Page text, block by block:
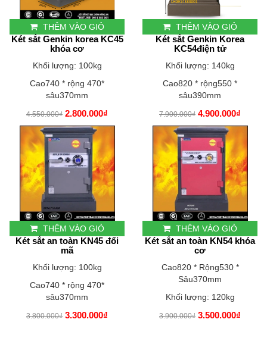
THÊM VÀO GIỎ
Két sắt Genkin korea KC45
khóa cơ
Khối lượng: 100kg
Cao740 * rộng 470*
sâu370mm
4.550.000₫ 2.800.000₫
THÊM VÀO GIỎ
Két sắt Genkin Korea
KC54điện tử
Khối lượng: 140kg
Cao820 * rộng550 *
sâu390mm
7.900.000₫ 4.900.000₫
THÊM VÀO GIỎ
Két sắt an toàn KN45 đổi
mã
Khối lượng: 100kg
Cao740 * rộng 470*
sâu370mm
3.800.000₫ 3.300.000₫
THÊM VÀO GIỎ
Két sắt an toàn KN54 khóa
cơ
Cao820 * Rộng530 *
Sâu370mm
Khối lượng: 120kg
3.900.000₫ 3.500.000₫